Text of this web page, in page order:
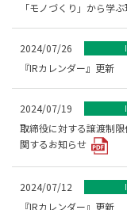
「モノづくり」から学
2024/07/26
『IRカレンダー』更新
2024/07/19
取締役に対する譲渡制
関するお知らせ
2024/07/12
『IRカレンダー』更新